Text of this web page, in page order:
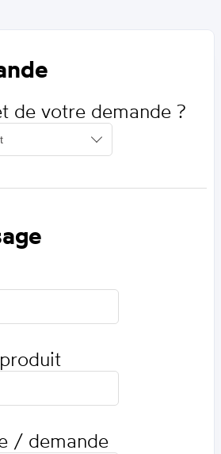
de votre demande ?
/ demande